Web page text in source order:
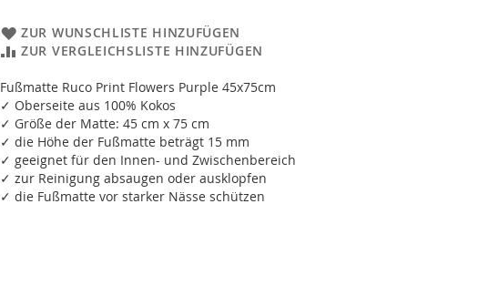
ZUR WUNSCHLISTE HINZUFÜGEN
ZUR VERGLEICHSLISTE HINZUFÜGEN
Fußmatte Ruco Print Flowers Purple 45x75cm
✓ Oberseite aus 100% Kokos
✓ Größe der Matte: 45 cm x 75 cm
✓ die Höhe der Fußmatte beträgt 15 mm
✓ geeignet für den Innen- und Zwischenbereich
✓ zur Reinigung absaugen oder ausklopfen
✓ die Fußmatte vor starker Nässe schützen